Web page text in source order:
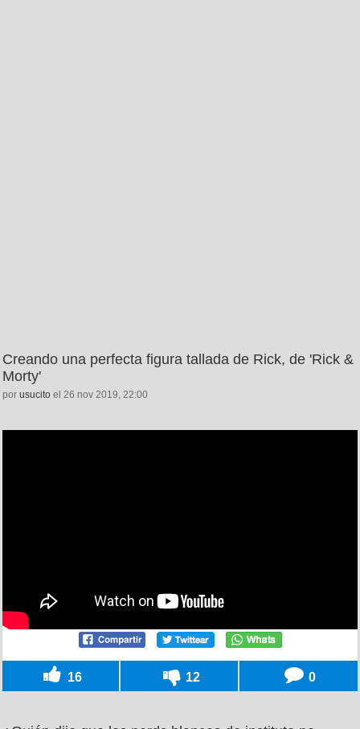
Creando una perfecta figura tallada de Rick, de 'Rick &
Morty'
por usucito el 26 nov 2019, 22:00
16 12 0